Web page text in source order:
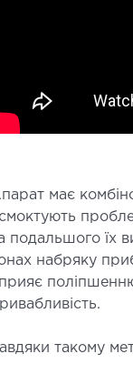
допомога
має
подальшого їх
набряку
такому